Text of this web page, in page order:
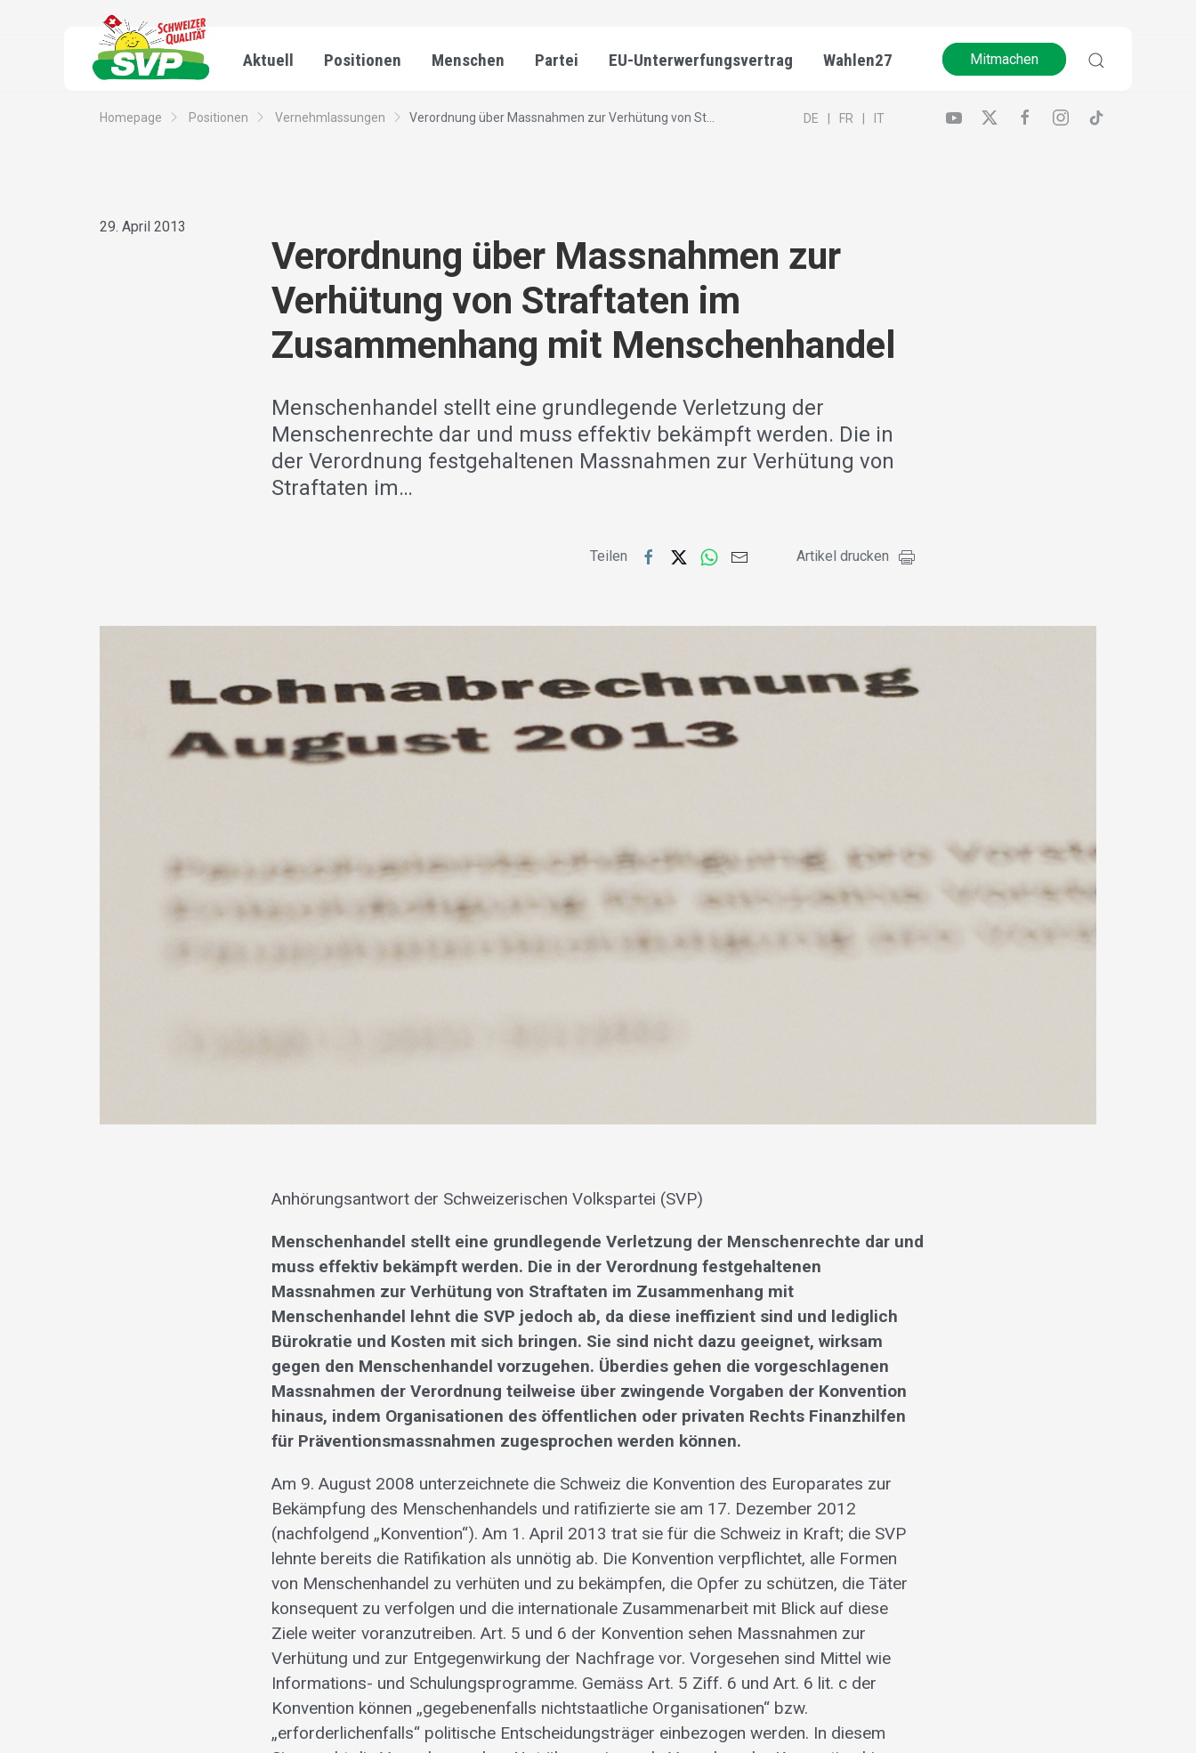
Aktuell Positionen Menschen Partei EU-Unterwerfungsvertrag Wahlen27 Mitmachen
Homepage Positionen Vernehmlassungen Verordnung über Massnahmen zur Verhütung von St... DE FR IT
29. April 2013
Verordnung über Massnahmen zur
Verhütung von Straftaten im
Zusammenhang mit Menschenhandel
Menschenhandel stellt eine grundlegende Verletzung der
Menschenrechte dar und muss effektiv bekämpft werden. Die in
der Verordnung festgehaltenen Massnahmen zur Verhütung von
Straftaten im…
Teilen Artikel drucken
Anhörungsantwort der Schweizerischen Volkspartei (SVP)
Menschenhandel stellt eine grundlegende Verletzung der Menschenrechte dar und
muss effektiv bekämpft werden. Die in der Verordnung festgehaltenen
Massnahmen zur Verhütung von Straftaten im Zusammenhang mit
Menschenhandel lehnt die SVP jedoch ab, da diese ineffizient sind und lediglich
Bürokratie und Kosten mit sich bringen. Sie sind nicht dazu geeignet, wirksam
gegen den Menschenhandel vorzugehen. Überdies gehen die vorgeschlagenen
Massnahmen der Verordnung teilweise über zwingende Vorgaben der Konvention
hinaus, indem Organisationen des öffentlichen oder privaten Rechts Finanzhilfen
für Präventionsmassnahmen zugesprochen werden können.
Am 9. August 2008 unterzeichnete die Schweiz die Konvention des Europarates zur
Bekämpfung des Menschenhandels und ratifizierte sie am 17. Dezember 2012
(nachfolgend „Konvention“). Am 1. April 2013 trat sie für die Schweiz in Kraft; die SVP
lehnte bereits die Ratifikation als unnötig ab. Die Konvention verpflichtet, alle Formen
von Menschenhandel zu verhüten und zu bekämpfen, die Opfer zu schützen, die Täter
konsequent zu verfolgen und die internationale Zusammenarbeit mit Blick auf diese
Ziele weiter voranzutreiben. Art. 5 und 6 der Konvention sehen Massnahmen zur
Verhütung und zur Entgegenwirkung der Nachfrage vor. Vorgesehen sind Mittel wie
Informations- und Schulungsprogramme. Gemäss Art. 5 Ziff. 6 und Art. 6 lit. c der
Konvention können „gegebenenfalls nichtstaatliche Organisationen“ bzw.
„erforderlichenfalls“ politische Entscheidungsträger einbezogen werden. In diesem